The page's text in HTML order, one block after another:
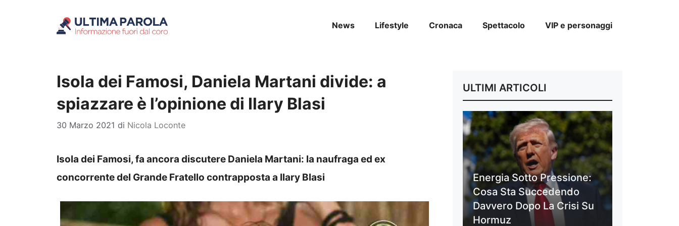
News Lifestyle Cronaca Spettacolo VIP e personaggi
Isola dei Famosi, Daniela Martani divide: a
spiazzare è l’opinione di Ilary Blasi
30 Marzo 2021 di Nicola Loconte
Isola dei Famosi, fa ancora discutere Daniela Martani: la naufraga ed ex
concorrente del Grande Fratello contrapposta a Ilary Blasi
ULTIMI ARTICOLI
Energia Sotto Pressione:
Cosa Sta Succedendo
Davvero Dopo La Crisi Su
Hormuz